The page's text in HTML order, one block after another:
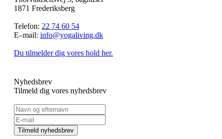
1871 Frederiksberg
Telefon: 22 74 60 54
E–mail: info@yogaliving.dk
Du tilmelder dig vores hold her.
Nyhedsbrev
Tilmeld dig vores nyhedsbrev